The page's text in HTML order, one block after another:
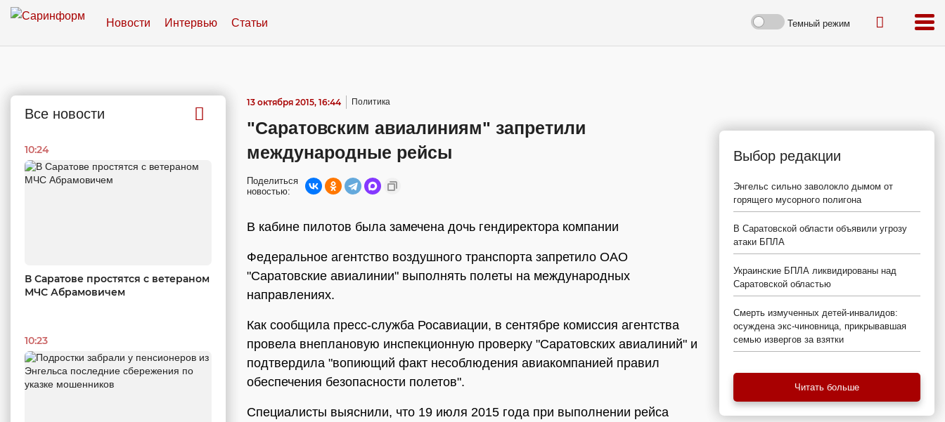
Новости Интервью Статьи Темный режим
Все новости
10:24
В Саратове простятся с ветераном
МЧС Абрамовичем
10:23
13 октября 2015, 16:44 Политика
"Саратовским авиалиниям" запретили
международные рейсы
Поделиться
новостью:
В кабине пилотов была замечена дочь гендиректора компании
Федеральное агентство воздушного транспорта запретило ОАО
"Саратовские авиалинии" выполнять полеты на международных
направлениях.
Как сообщила пресс-служба Росавиации, в сентябре комиссия агентства
провела внеплановую инспекционную проверку "Саратовских авиалиний" и
подтвердила "вопиющий факт несоблюдения авиакомпанией правил
обеспечения безопасности полетов".
Специалисты выяснили, что 19 июля 2015 года при выполнении рейса
Выбор редакции
Энгельс сильно заволокло дымом от
горящего мусорного полигона
В Саратовской области объявили угрозу
атаки БПЛА
Украинские БПЛА ликвидированы над
Саратовской областью
Смерть измученных детей-инвалидов:
осуждена экс-чиновница, прикрывавшая
семью извергов за взятки
Читать больше